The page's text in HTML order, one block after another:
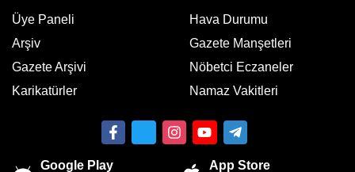
Üye Paneli
Arşiv
Gazete Arşivi
Karikatürler
Hava Durumu
Gazete Manşetleri
Nöbetci Eczaneler
Namaz Vakitleri
Google Play App Store